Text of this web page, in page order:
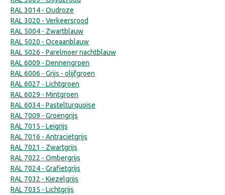
RAL 3014 - Oudroze
RAL 3020 - Verkeersrood
RAL 5004 - Zwartblauw
RAL 5020 - Oceaanblauw
RAL 5026 - Parelmoer nachtblauw
RAL 6009 - Dennengroen
RAL 6006 - Grijs - olijfgroen
RAL 6027 - Lichtgroen
RAL 6029 - Mintgroen
RAL 6034 - Pastelturquoise
RAL 7009 - Groengrijs
RAL 7015 - Leigrijs
RAL 7016 - Antracietgrijs
RAL 7021 - Zwartgrijs
RAL 7022 - Ombergrijs
RAL 7024 - Grafietgrijs
RAL 7032 - Kiezelgrijs
RAL 7035 - Lichtgrijs